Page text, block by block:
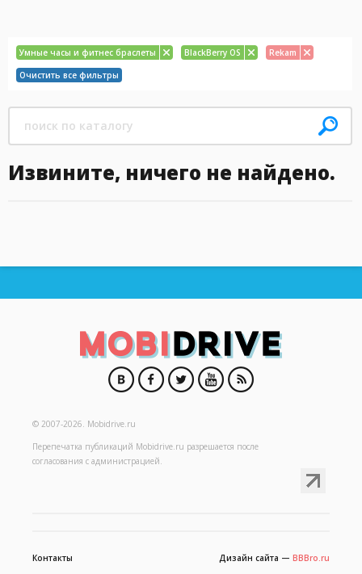
Умные часы и фитнес браслеты BlackBerry OS
Rekam
Очистить все фильтры
Извините, ничего не найдено.
© 2007-2026. Mobidrive.ru
Перепечатка публикаций Mobidrive.ru разрешается после
согласования с администрацией.
Дизайн сайта — BBBro.ru
Контакты